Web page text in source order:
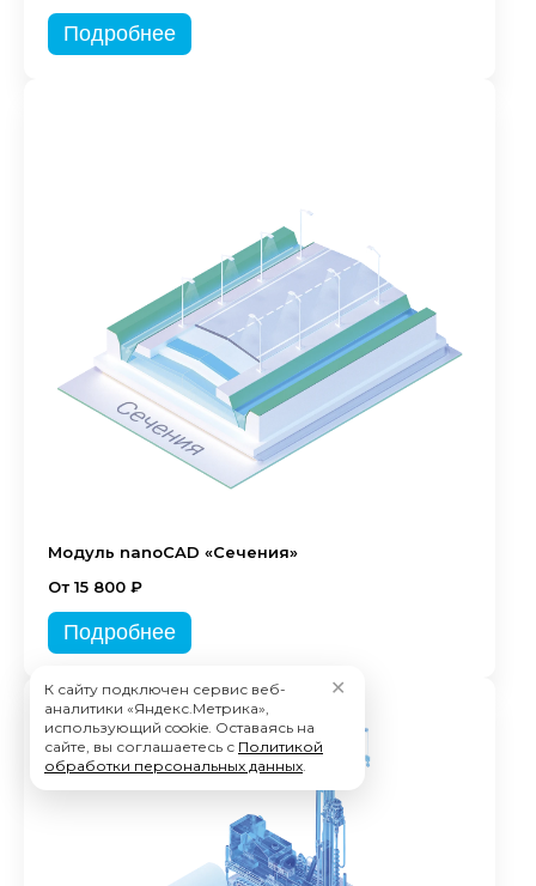
Подробнее
Модуль nanoCAD «Сечения»
От 15 800 ₽
Подробнее
К сайту подключен сервис веб-
аналитики «Яндекс.Метрика»,
использующий cookie. Оставаясь на
сайте, вы соглашаетесь с Политикой
обработки персональных данных.
✕